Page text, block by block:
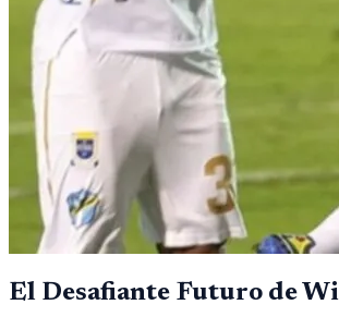
El Desafiante Futuro de